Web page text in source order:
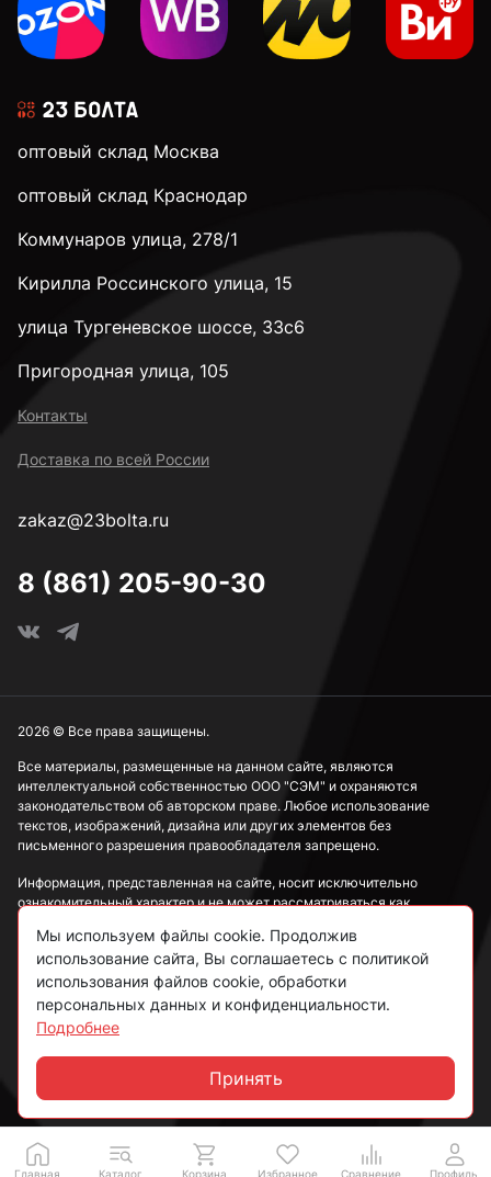
оптовый склад Москва
оптовый склад Краснодар
Коммунаров улица, 278/1
Кирилла Россинского улица, 15
улица Тургеневское шоссе, 33с6
Пригородная улица, 105
Контакты
Доставка по всей России
zakaz@23bolta.ru
8 (861) 205-90-30
Все материалы, размещенные на данном сайте, являются
интеллектуальной собственностью ООО "СЭМ" и охраняются
законодательством об авторском праве. Любое использование
текстов, изображений, дизайна или других элементов без
письменного разрешения правообладателя запрещено.
Информация, представленная на сайте, носит исключительно
ознакомительный характер и не может рассматриваться как
Политика конфиденциальности
Согласие на обработку данных
Пользовательское соглашение
2026 © Все права защищены.
Главная Каталог Корзина Избранное Сравнение Профиль
Мы используем файлы cookie. Продолжив
использование сайта, Вы соглашаетесь с политикой
использования файлов cookie, обработки
персональных данных и конфиденциальности.
Подробнее
Принять